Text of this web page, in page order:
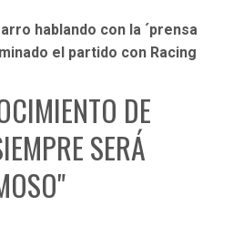
hablando con la ´prensa
el partido con Racing
DE
SERÁ